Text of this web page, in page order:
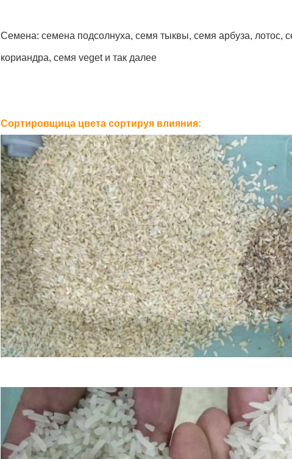
Семена: семена подсолнуха, семя тыквы, семя арбуза, лотос,
кориандра, семя veget и так далее
Сортировщица цвета сортируя влияния: